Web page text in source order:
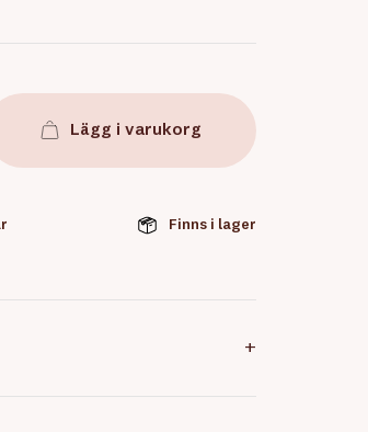
Lägg i varukorg
Finns i lager
+